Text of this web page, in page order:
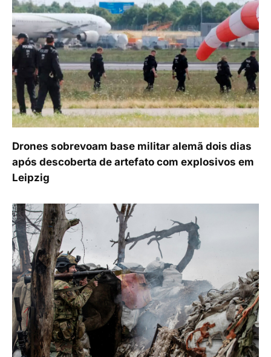
Drones sobrevoam base militar alemã dois dias
após descoberta de artefato com explosivos em
Leipzig